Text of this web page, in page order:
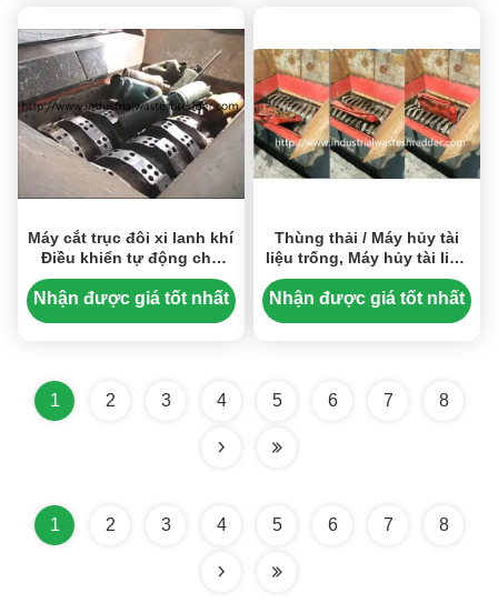
Máy cắt trục đôi xi lanh khí
Điều khiển tự động cho
kim loại thải
Nhận được giá tốt nhất
Thùng thải / Máy hủy tài
liệu trống, Máy hủy tài liệu
hai trục Công suất tùy
chỉnh
Nhận được giá tốt nhất
1 2 3 4 5 6 7 8
1 2 3 4 5 6 7 8